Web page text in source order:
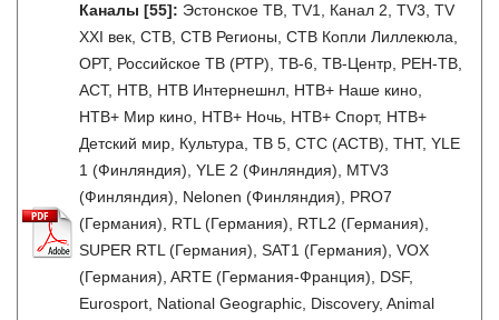
Каналы [55]: Эстонское ТВ, TV1, Канал 2, TV3, TV
XXI век, СТВ, СТВ Регионы, СТВ Копли Лиллекюла,
ОРТ, Российское ТВ (РТР), ТВ-6, ТВ-Центр, РЕН-ТВ,
АСТ, НТВ, НТВ Интернешнл, НТВ+ Наше кино,
НТВ+ Мир кино, НТВ+ Ночь, НТВ+ Спорт, НТВ+
Детский мир, Культура, ТВ 5, СТС (АСТВ), ТНТ, YLE
1 (Финляндия), YLE 2 (Финляндия), MTV3
(Финляндия), Nelonen (Финляндия), PRO7
(Германия), RTL (Германия), RTL2 (Германия),
SUPER RTL (Германия), SAT1 (Германия), VOX
(Германия), ARTE (Германия-Франция), DSF,
Eurosport, National Geographic, Discovery, Animal